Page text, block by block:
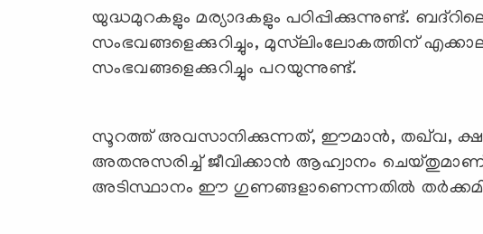
യുദ്ധമുറകളും മര്യാദകളും പഠിപ്പിക്കുന്നുണ്ട്.
സംഭവങ്ങളെക്കുറിച്ചും, മുസ്‍ലിംലോകത്തിന്
സംഭവങ്ങളെക്കുറിച്ചും പറയുന്നുണ്ട്.
സൂറത്ത് അവസാനിക്കുന്നത്, ഈമാന്‍, തഖ്‌വ, ക്ഷമ
അതനുസരിച്ച് ജീവിക്കാന്‍ ആഹ്വാനം
അടിസ്ഥാനം ഈ ഗുണങ്ങളാണെന്നതില്‍